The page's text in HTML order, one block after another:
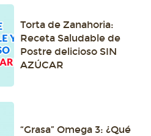
Torta de Zanahoria:
Receta Saludable de
Postre delicioso SIN
AZÚCAR
“Grasa” Omega 3: ¿Qué